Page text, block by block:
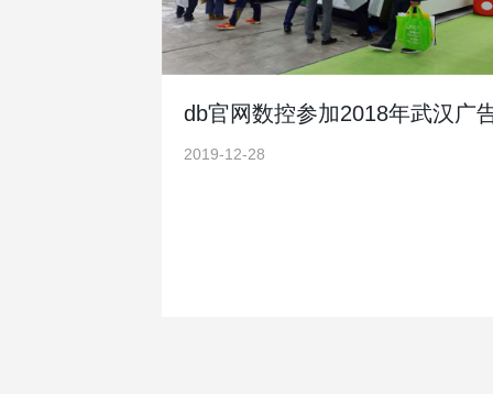
db官网数控参加2018年武汉广
2019-12-28